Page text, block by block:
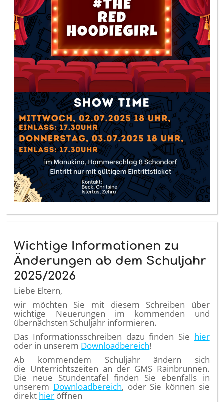
Wichtige Informationen zu
Änderungen ab dem Schuljahr
2025/2026
Liebe Eltern,
wir möchten Sie mit diesem Schreiben über
wichtige Neuerungen im kommenden und
übernächsten Schuljahr informieren.
Das Informationsschreiben dazu finden Sie hier
oder in unserem Downloadbereich!
Ab kommendem Schuljahr ändern sich
die Unterrichtszeiten an der GMS Rainbrunnen.
Die neue Stundentafel finden Sie ebenfalls in
unserem Downloadbereich, oder Sie können sie
direkt hier öffnen